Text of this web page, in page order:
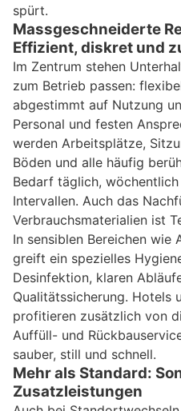
spürt.
Massgeschneiderte
Effizient, diskret und
Im Zentrum stehen
zum Betrieb passen:
abgestimmt auf Nutzung
Personal und festen
werden Arbeitsplätze,
Böden und alle häufig
Bedarf täglich,
Intervallen. Auch das
Verbrauchsmaterialien ist
In sensiblen Bereichen wie
greift ein spezielles
Desinfektion, klaren
Qualitätssicherung. Hotels
profitieren zusätzlich von
Auffüll- und
sauber, still und schnell.
Mehr als Standard:
Zusatzleistungen